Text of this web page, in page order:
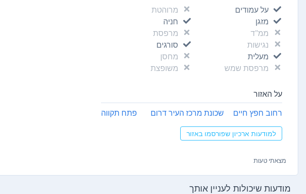
על עמודים
מרוהטת
מזגן
חניה
ממ"ד
מרפסת
נגישות
סורגים
מעלית
מחסן
מרפסת שמש
משופצת
על האזור
רחוב חפץ חיים שכונת מרכז העיר דרום פתח תקווה
למודעות ארכיון שפורסמו באזור
מצאתי טעות
מודעות שיכולות לעניין אותך